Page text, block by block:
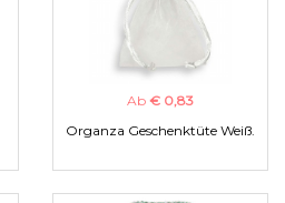
Ab € 0,83
Organza Geschenktüte Weiß.